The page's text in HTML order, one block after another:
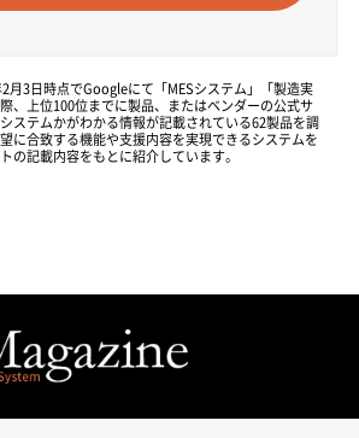
月3日時点でGoogleにて「MESシステム」「製造実
、上位100位までに製品、またはベンダーの公式サ
ステムかがわかる情報が記載されている62製品を調
に合致する機能や支援内容を実現できるシステムを
の記載内容をもとに紹介しています。